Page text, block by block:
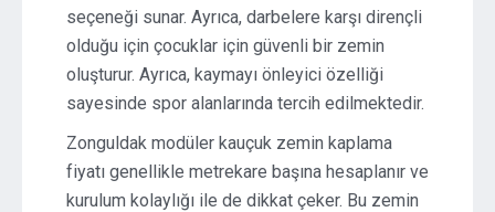
seçeneği sunar. Ayrıca, darbelere karşı dirençli
olduğu için çocuklar için güvenli bir zemin
oluşturur. Ayrıca, kaymayı önleyici özelliği
sayesinde spor alanlarında tercih edilmektedir.
Zonguldak modüler kauçuk zemin kaplama
fiyatı genellikle metrekare başına hesaplanır ve
kurulum kolaylığı ile de dikkat çeker. Bu zemin